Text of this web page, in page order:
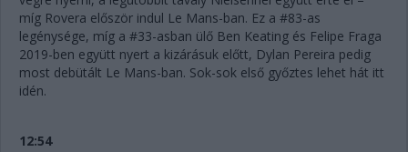
míg Rovera először indul Le Mans-ban. Ez a #83-as
legénysége, míg a #33-asban ülő Ben Keating és Felipe Fraga
2019-ben együtt nyert a kizárásuk előtt, Dylan Pereira pedig
most debütált Le Mans-ban. Sok-sok első győztes lehet hát itt
idén.
12:54